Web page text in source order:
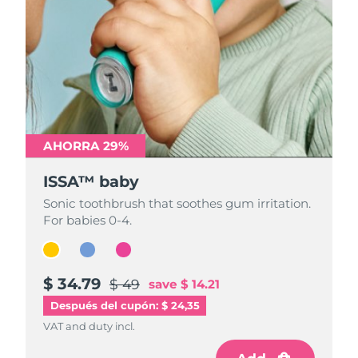
AHORRA 29%
ISSA™ baby
Sonic toothbrush that soothes gum irritation.
For babies 0-4.
$ 34.79 $ 49 save $ 14.21
Después del cupón: $ 24,35
VAT and duty incl.
AHORRA 29%
ISSA™ baby
Sonic toothbrush that soothes gum irritation.
For babies 0-4.
$ 34.79 $ 49 save $ 14.21
VAT and duty incl.
AHORRA 29%
ISSA™ baby
Sonic toothbrush that soothes gum irritation.
For babies 0-4.
$ 34.79 $ 49 save $ 14.21
VAT and duty incl.